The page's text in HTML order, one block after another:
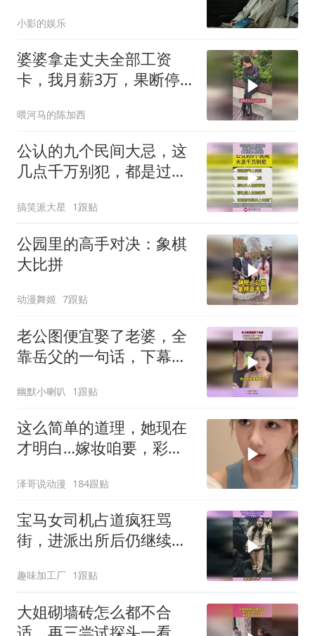
小影的娱乐
婆婆拿走丈夫全部工资
卡，我月薪3万，果断停
喂河马的陈加西
公认的九个民间大忌，这
几点千万别犯，都是过来
搞笑派大星 1跟贴
公园里的高手对决：象棋
大比拼
动漫舞姬 7跟贴
老公图便宜娶了老婆，全
靠岳父的一句话，下幕老
幽默小喇叭 1跟贴
这么简单的道理，她现在
才明白…嫁妆咱要，彩礼
泽哥说动漫 184跟贴
宝马女司机占道疯狂骂
街，进派出所后仍继续发
趣味加工厂 1跟贴
大姐砌墙砖怎么都不合